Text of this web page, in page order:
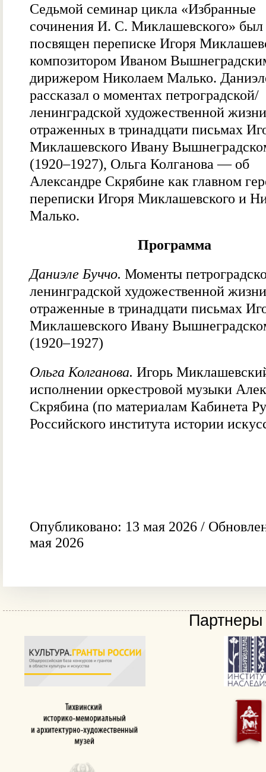
Седьмой семинар цикла «Избранные
сочинения И. С. Миклашевского» был
посвящен переписке Игоря
композитором Иваном
дирижером Николаем Малько.
рассказал о моментах петроградской/
ленинградской художественной
отраженных в тринадцати письмах
Миклашевского Ивану
(1920–1927), Ольга Колганова — об
Александре Скрябине как главном
переписки Игоря Миклашевского и
Малько.
Программа
Даниэле Буччо. Моменты
ленинградской художественной
отраженные в тринадцати письмах
Миклашевского Ивану
(1920–1927)
Ольга Колганова. Игорь
исполнении оркестровой музыки
Скрябина (по материалам Кабинета
Российского института истории
Опубликовано: 13 мая 2026 /
мая 2026
Партнеры